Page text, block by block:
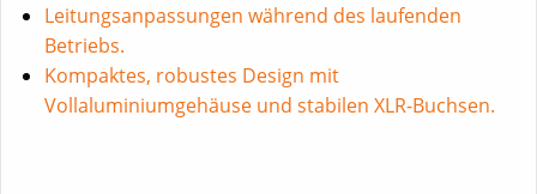
Leitungsanpassungen während des laufenden
Betriebs.
Kompaktes, robustes Design mit
Vollaluminiumgehäuse und stabilen XLR-Buchsen.